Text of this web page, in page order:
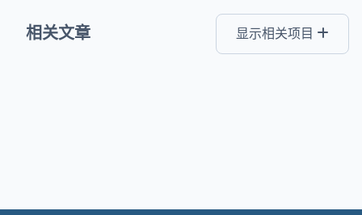
相关文章 显示相关项目